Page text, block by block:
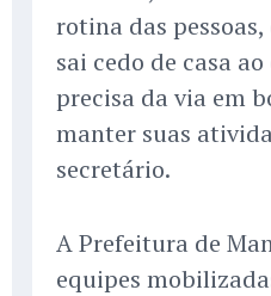
rotina das
sai cedo de casa
precisa da via em
manter suas
secretário.
A Prefeitura de
equipes